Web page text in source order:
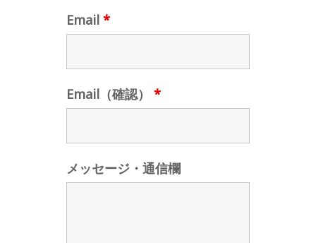
Email *
Email（確認） *
メッセージ・通信欄